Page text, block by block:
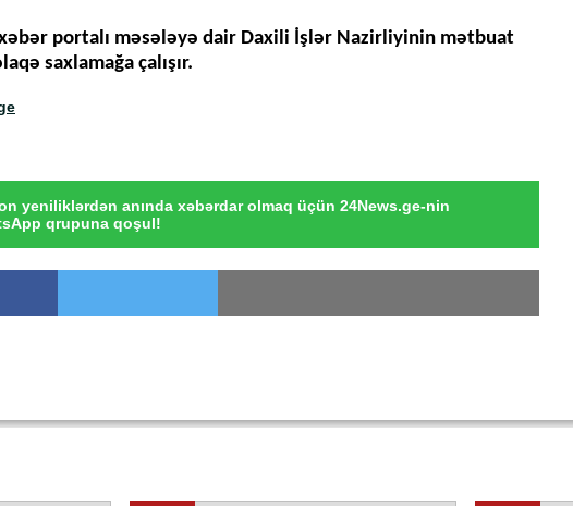
portalı məsələyə dair Daxili İşlər Nazirliyinin mətbuat
saxlamağa çalışır.
yeniliklərdən anında xəbərdar olmaq üçün 24News.ge-nin
qrupuna qoşul!